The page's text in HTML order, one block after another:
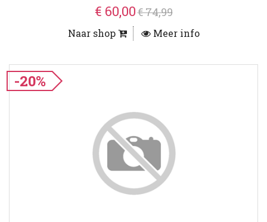
€ 60,00€ 74,99
Naar shop Meer info
-20%